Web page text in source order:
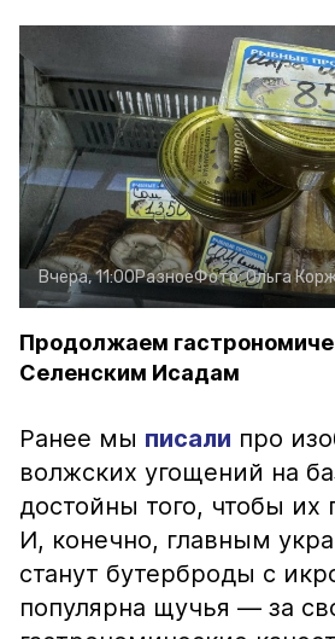
Вчера, 11:00РазноеФото:Ольга
Продолжаем
Селенским Исадам
Ранее мы писали про
волжских угощений на
достойны того, чтобы их
И, конечно, главным
станут бутерброды с
популярна щучья — за